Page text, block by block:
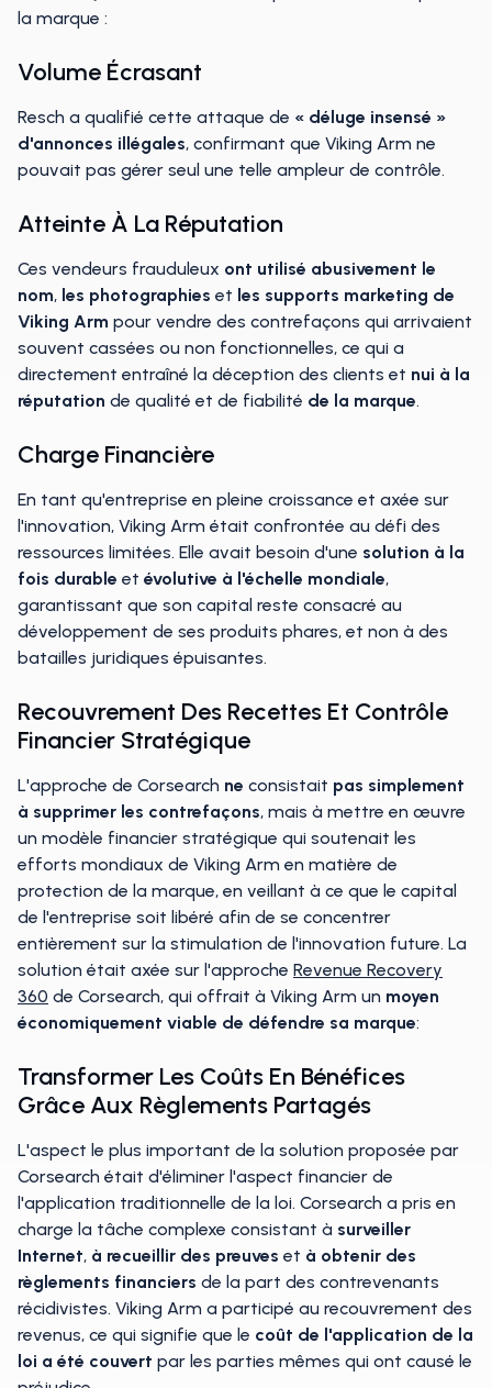
la marque :
Volume Écrasant
Resch a qualifié cette attaque de « déluge insensé »
d'annonces illégales, confirmant que Viking Arm ne
pouvait pas gérer seul une telle ampleur de contrôle.
Atteinte À La Réputation
Ces vendeurs frauduleux ont utilisé abusivement le
nom, les photographies et les supports marketing de
Viking Arm pour vendre des contrefaçons qui arrivaient
souvent cassées ou non fonctionnelles, ce qui a
directement entraîné la déception des clients et nui à la
réputation de qualité et de fiabilité de la marque.
Charge Financière
En tant qu'entreprise en pleine croissance et axée sur
l'innovation, Viking Arm était confrontée au défi des
ressources limitées. Elle avait besoin d'une solution à la
fois durable et évolutive à l'échelle mondiale,
garantissant que son capital reste consacré au
développement de ses produits phares, et non à des
batailles juridiques épuisantes.
Recouvrement Des Recettes Et Contrôle
Financier Stratégique
L'approche de Corsearch ne consistait pas simplement
à supprimer les contrefaçons, mais à mettre en œuvre
un modèle financier stratégique qui soutenait les
efforts mondiaux de Viking Arm en matière de
protection de la marque, en veillant à ce que le capital
de l'entreprise soit libéré afin de se concentrer
entièrement sur la stimulation de l'innovation future. La
solution était axée sur l'approche Revenue Recovery
360 de Corsearch, qui offrait à Viking Arm un moyen
économiquement viable de défendre sa marque:
Transformer Les Coûts En Bénéfices
Grâce Aux Règlements Partagés
L'aspect le plus important de la solution proposée par
Corsearch était d'éliminer l'aspect financier de
l'application traditionnelle de la loi. Corsearch a pris en
charge la tâche complexe consistant à surveiller
Internet, à recueillir des preuves et à obtenir des
règlements financiers de la part des contrevenants
récidivistes. Viking Arm a participé au recouvrement des
revenus, ce qui signifie que le coût de l'application de la
loi a été couvert par les parties mêmes qui ont causé le